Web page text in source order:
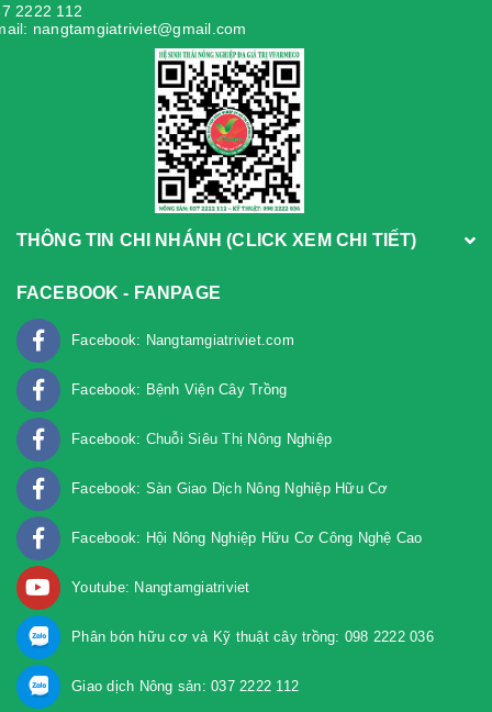
2222 112
nangtamgiatriviet@gmail.com
THÔNG TIN CHI NHÁNH (CLICK XEM CHI TIẾT)
FACEBOOK - FANPAGE
Facebook: Nangtamgiatriviet.com
Facebook: Bệnh Viện Cây Trồng
Facebook: Chuỗi Siêu Thị Nông Nghiệp
Facebook: Sàn Giao Dịch Nông Nghiệp Hữu Cơ
Facebook: Hội Nông Nghiệp Hữu Cơ Công Nghệ Cao
Youtube: Nangtamgiatriviet
Phân bón hữu cơ và Kỹ thuật cây trồng: 098 2222 036
Giao dịch Nông sản: 037 2222 112